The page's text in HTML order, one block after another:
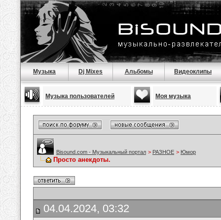
Музыка Dj Mixes Альбомы Видеоклипы
Музыка пользователей Моя музыка
Bisound.com - Музыкальный портал > РАЗНОЕ > Юмор
Просто анекдоты.
04.04.2024, 03:32